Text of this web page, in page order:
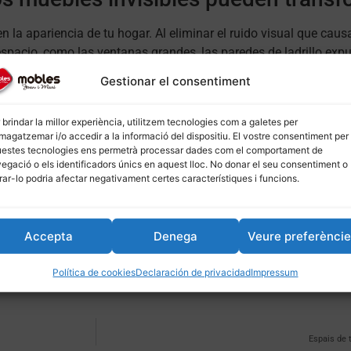
Gestionar el consentiment
brindar la millor experiència, utilitzem tecnologies com a galetes per
i/o accedir a la informació del dispositiu. El vostre consentiment per
tecnologies ens permetrà processar dades com el comportament de
o els identificadors únics en aquest lloc. No donar el seu consentiment o
lo podria afectar negativament certes característiques i funcions.
Accepta Denega Veure
Política de cookiesDeclaración de privacidadImpressum
la apariencia de tu hogar. Al eliminar el ruido visual que
como las ventanas grandes, las paredes de ladrillo
no competirán con tus elecciones de diseño.
enlaces:– [Muebles Joani i Mari](
sofas)
#espais
per a apartaments petits
Com fer servir mobles
amplitud a un espai
marzo 15, 2025
En «Decoració»
Espais